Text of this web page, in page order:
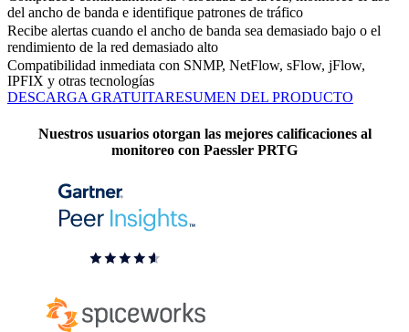
del ancho de banda e identifique patrones de tráfico
Recibe alertas cuando el ancho de banda sea demasiado bajo o el
rendimiento de la red demasiado alto
Compatibilidad inmediata con SNMP, NetFlow, sFlow, jFlow,
IPFIX y otras tecnologías
DESCARGA GRATUITARESUMEN DEL PRODUCTO
Nuestros usuarios otorgan las mejores calificaciones al
monitoreo con Paessler PRTG